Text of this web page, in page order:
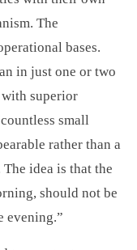
The
bases.
in just one or two
superior
small
rather than a
idea is that the
should not be
evening.”